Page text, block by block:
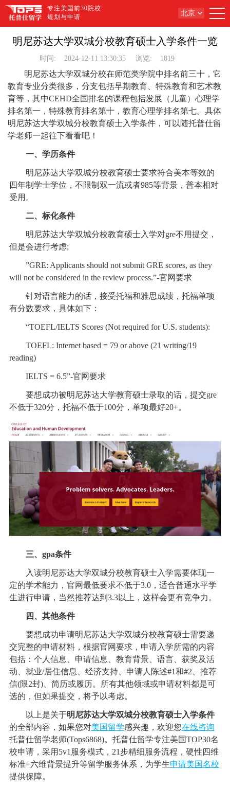
专注美国前30院校
规划与申请
北京
明尼苏达大学双城分校教育硕士入学条件一览
时间: 2024-12-11 13:30:35 浏览: 1819
明尼苏达大学双城分校在师范类学院中排名前三十，它
教育专业分类很多，分支包括早期教育、特殊教育和艺术教
育等，其中CEHD全国排名的课程包括发展（儿童）心理学
排名第一，特殊教育排名第十，教育心理学排名第七。具体
明尼苏达大学双城分校教育硕士入学条件，可以随托普仕留
学老师一起往下看看吧！
一、学历条件
明尼苏达大学双城分校教育硕士要求符合美本等效的
四年制学士学位，不限制双一流或者985等背景，普本相对
受用。
二、标化条件
明尼苏达大学双城分校教育硕士入学对gre不用提交，
但是会进行考虑;
”GRE: Applicants should not submit GRE scores, as they
will not be considered in the review process.”-官网要求
针对语言能力的话，接受托福和雅思成绩，托福单项
有分数要求，具体如下：
“TOEFL/IELTS Scores (Not required for U.S. students):
TOEFL: Internet based = 79 or above (21 writing/19
reading)
IELTS = 6.5”-官网要求
要想成功被明尼苏达大学教育硕士录取的话，提交gre
不低于320分，托福不低于100分，单项最好20+。
三、gpa条件
入读明尼苏达大学双城分校教育硕士入学需要体现一
定的学术能力，官网最低要求不低于3.0，适合普通水平学
生进行申请，当然推荐达到3.3以上，这样会更有竞争力。
四、其他条件
要想成功申请明尼苏达大学双城分校教育硕士需要递
交完整的申请材料，根据官网要求，申请入学所需的内容
包括：个人信息、申请信息、教育背景、语言、获奖及活
动、就业/居住信息、经济支持、申请人陈述#1和#2、推荐
信(限2封)、简历或履历。所有其他领域或申请材料都是可
选的，但如果提交，将予以考虑。
以上是关于明尼苏达大学双城分校教育硕士入学条件
的全部内容，如果您对美国留学感兴趣，欢迎您在线咨询
托普仕留学老师(Tops6868)。托普仕留学专注美国TOP30名
校申请，采用5v1服务模式，21步精细服务流程，硬性四维
标准+六维背景提升等留学服务体系，为学生申请美国名校
提供保障。